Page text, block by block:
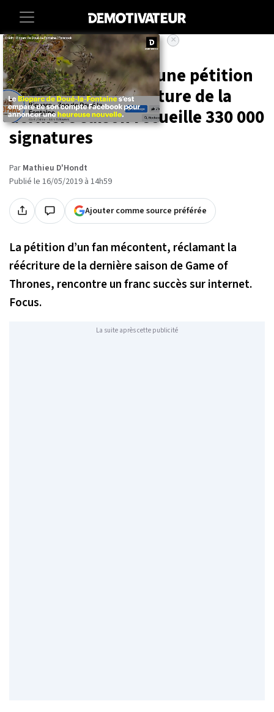
Accueil Entertainment Series
Game of Thrones : une pétition
réclamant la réécriture de la
dernière saison recueille 330 000
signatures
Par Mathieu D'Hondt
Publié le 16/05/2019 à 14h59
Ajouter comme source préférée
La pétition d’un fan mécontent, réclamant la
réécriture de la dernière saison de Game of
Thrones, rencontre un franc succès sur internet.
Focus.
La suite après cette publicité
×